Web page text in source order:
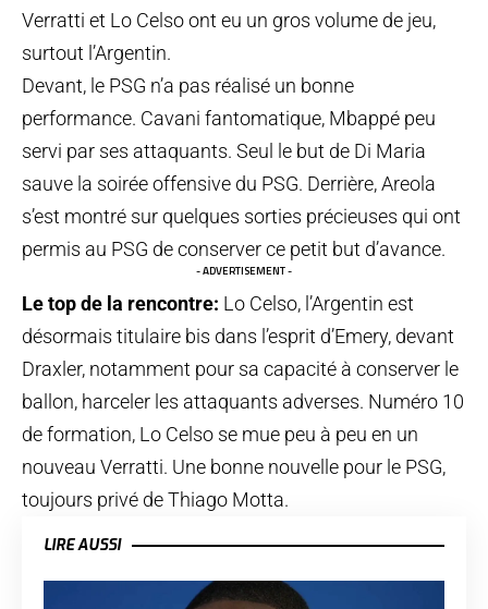
Verratti et Lo Celso ont eu un gros volume de jeu,
surtout l’Argentin.
Devant, le PSG n’a pas réalisé un bonne
performance. Cavani fantomatique, Mbappé peu
servi par ses attaquants. Seul le but de Di Maria
sauve la soirée offensive du PSG. Derrière, Areola
s’est montré sur quelques sorties précieuses qui ont
permis au PSG de conserver ce petit but d’avance.
- ADVERTISEMENT -
Le top de la rencontre: Lo Celso, l’Argentin est
désormais titulaire bis dans l’esprit d’Emery, devant
Draxler, notamment pour sa capacité à conserver le
ballon, harceler les attaquants adverses. Numéro 10
de formation, Lo Celso se mue peu à peu en un
nouveau Verratti. Une bonne nouvelle pour le PSG,
toujours privé de Thiago Motta.
LIRE AUSSI